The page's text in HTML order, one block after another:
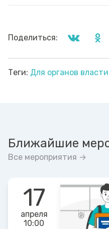
Поделиться:
Теги: Для органов власти
Ближайшие
Все мероприятия →
17
апреля
10:00